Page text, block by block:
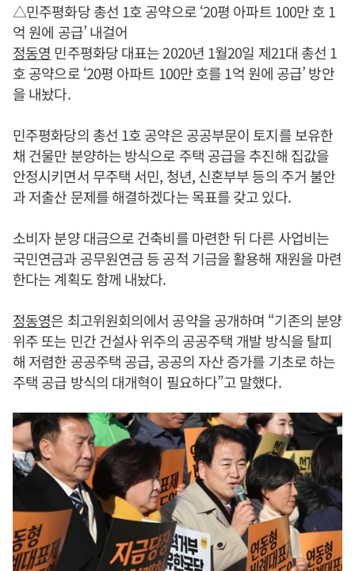
△민주평화당 총선 1호 공약으로 ‘20평 아파트 100만 호 1
억 원에 공급’ 내걸어
정동영 민주평화당 대표는 2020년 1월20일 제21대 총선 1
호 공약으로 ‘20평 아파트 100만 호를 1억 원에 공급’ 방안
을 내놨다.
민주평화당의 총선 1호 공약은 공공부문이 토지를 보유한
채 건물만 분양하는 방식으로 주택 공급을 추진해 집값을
안정시키면서 무주택 서민, 청년, 신혼부부 등의 주거 불안
과 저출산 문제를 해결하겠다는 목표를 갖고 있다.
소비자 분양 대금으로 건축비를 마련한 뒤 다른 사업비는
국민연금과 공무원연금 등 공적 기금을 활용해 재원을 마련
한다는 계획도 함께 내놨다.
정동영은 최고위원회의에서 공약을 공개하며 “기존의 분양
위주 또는 민간 건설사 위주의 공공주택 개발 방식을 탈피
해 저렴한 공공주택 공급, 공공의 자산 증가를 기초로 하는
주택 공급 방식의 대개혁이 필요하다”고 말했다.